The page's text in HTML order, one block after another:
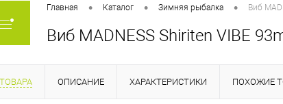
Главная • Каталог • Зимняя рыбалка • Виб
Виб MADNESS Shiriten VIBE
ОПИСАНИЕ ХАРАКТЕРИСТИКИ ПОХОЖИЕ